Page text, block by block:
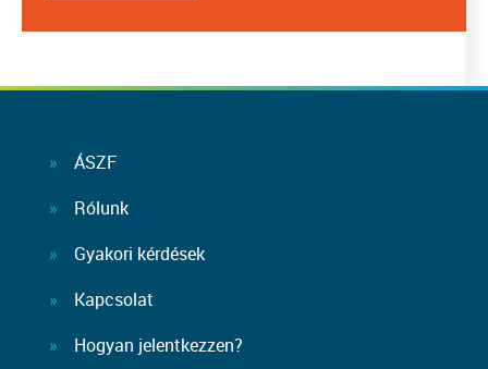
ÁSZF
Rólunk
Gyakori kérdések
Kapcsolat
Hogyan jelentkezzen?